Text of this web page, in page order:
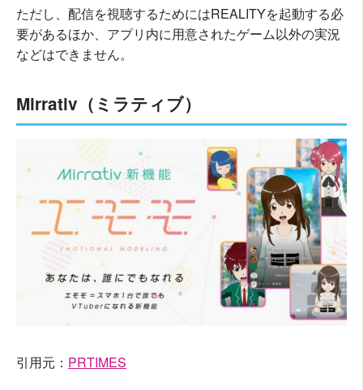
ただし、配信を視聴するためにはREALITYを起動する必
要があるほか、アプリ内に用意されたゲーム以外の実況
などはできません。
Mirrativ（ミラティブ）
引用元： PRTIMES